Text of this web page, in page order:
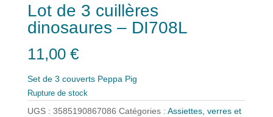
Lot de 3 cuillères
dinosaures – DI708L
11,00 €
Set de 3 couverts Peppa Pig
Rupture de stock
UGS : 3585190867086 Catégories : Assiettes, verres et